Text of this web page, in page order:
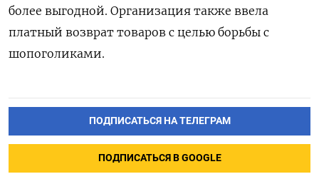
более выгодной. Организация также ввела
платный возврат товаров с целью борьбы с
шопоголиками.
ПОДПИСАТЬСЯ НА ТЕЛЕГРАМ
ПОДПИСАТЬСЯ В GOOGLE